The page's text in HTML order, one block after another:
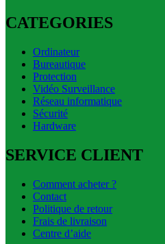
CATEGORIES
Ordinateur
Bureautique
Protection
Vidéo Surveillance
Réseau informatique
Sécurité
Hardware
SERVICE CLIENT
Comment acheter ?
Contact
Politique de retour
Frais de livraison
Centre d’aide